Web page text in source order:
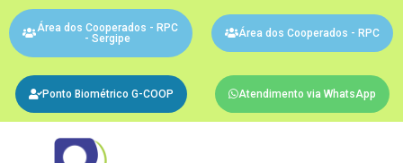
Área dos Cooperados - RPC
- Sergipe
Área dos Cooperados - RPC
Ponto Biométrico G-COOP Atendimento via WhatsApp